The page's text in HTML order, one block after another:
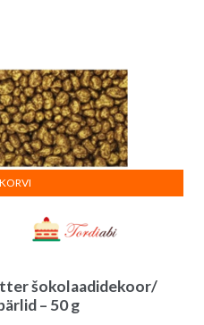
šokolaadidekoor/
– 50 g